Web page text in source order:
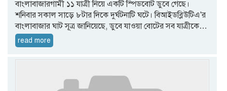
বাংলাবাজারগামী ১১ যাত্রী নিয়ে একটি স্পিডবোট ডুবে গেছে।
শনিবার সকাল সাড়ে ৮টার দিকে দুর্ঘটনাটি ঘটে। বিআইডব্লিউটিএ'র
বাংলাবাজার ঘাট সূত্র জানিয়েছে, ডুবে যাওয়া বোটের সব যাত্রীকে…
read more